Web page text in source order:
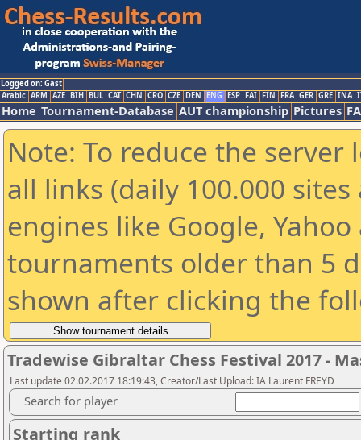
Logged on: Gast
Arabic ARM AZE BIH BUL CAT CHN CRO CZE DEN ENG ESP FAI FIN FRA GER GRE INA
Home Tournament-Database AUT championship Pictures
Note: To reduce the
all links (daily 100.000
engines like Google,
tournaments older than 5
shown after clicking the
Tradewise Gibraltar Chess Festival 2017 -
Last update 02.02.2017 18:19:43, Creator/Last Upload: IA Laurent FREYD
Search for player
Starting rank